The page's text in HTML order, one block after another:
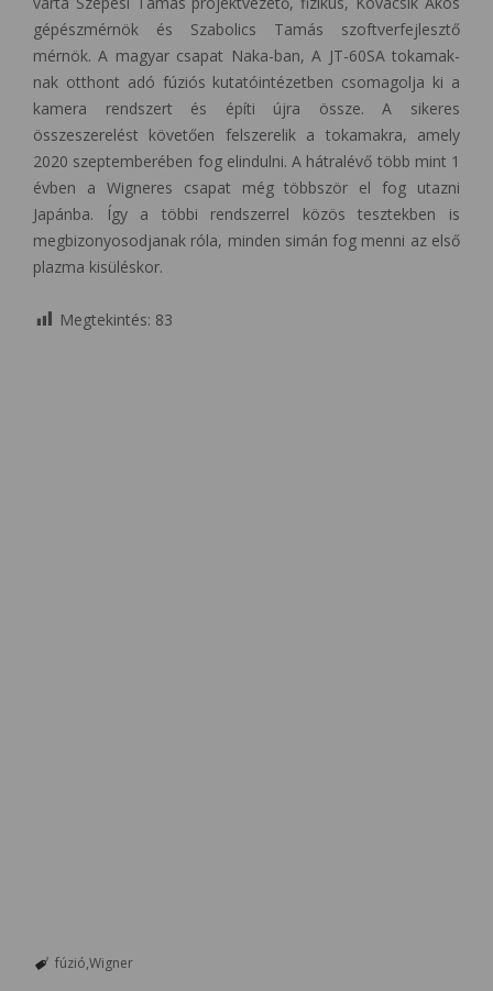
gépészmérnök és Szabolics Tamás szoftverfejlesztő
mérnök. A magyar csapat Naka-ban, A JT-60SA tokamak-
nak otthont adó fúziós kutatóintézetben csomagolja ki a
kamera rendszert és építi újra össze. A sikeres
összeszerelést követően felszerelik a tokamakra, amely
2020 szeptemberében fog elindulni. A hátralévő több mint 1
évben a Wigneres csapat még többször el fog utazni
Japánba. Így a többi rendszerrel közös tesztekben is
megbizonyosodjanak róla, minden simán fog menni az első
plazma kisüléskor.
Megtekintés: 83
fúzió Wigner